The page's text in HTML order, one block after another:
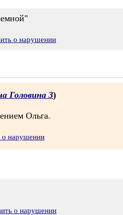
о нарушении
Головина 3)
Ольга.
о нарушении
о нарушении